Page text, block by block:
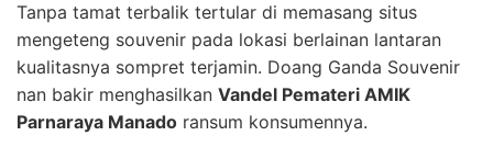
Tanpa tamat terbalik tertular di memasang situs
mengeteng souvenir pada lokasi berlainan lantaran
kualitasnya sompret terjamin. Doang Ganda Souvenir
nan bakir menghasilkan Vandel Pemateri AMIK
Parnaraya Manado ransum konsumennya.